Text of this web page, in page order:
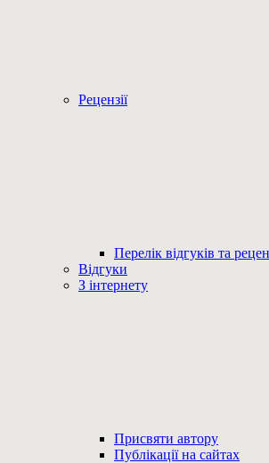
Рецензії
Перелік відгуків та
Відгуки
З інтернету
Присвяти автору
Публікації на сайтах